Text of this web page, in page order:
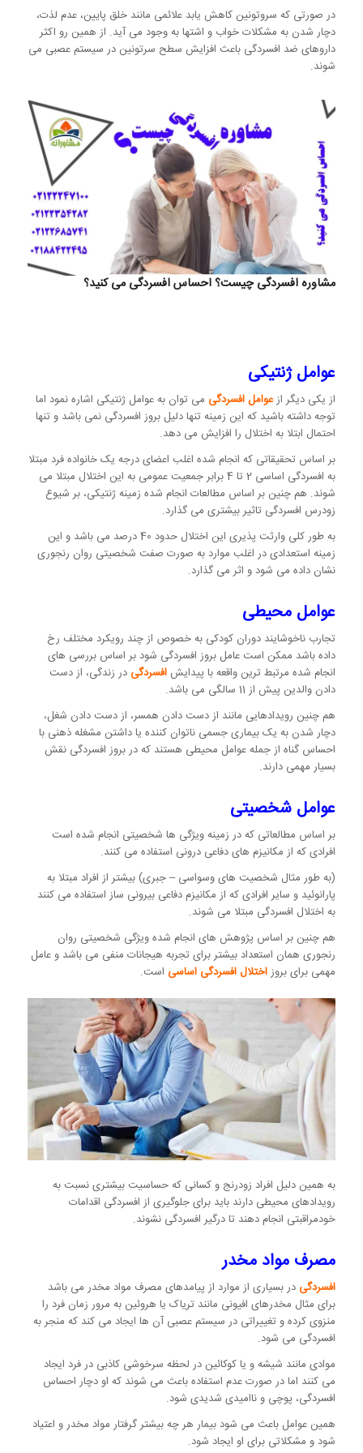
در صورتی که سروتونین کاهش یابد علائمی مانند خلق پایین، عدم لذت،
دچار شدن به مشکلات خواب و اشتها به وجود می آید. از همین رو اکثر
داروهای ضد افسردگی باعث افزایش سطح سرتونین در سیستم عصبی می
شوند.
مشاوره افسردگی چیست؟ احساس افسردگی می کنید؟
عوامل ژنتیکی
از یکی دیگر ازعوامل افسردگی می توان به عوامل ژنتیکی اشاره نمود اما
توجه داشته باشید که این زمینه تنها دلیل بروز افسردگی نمی باشد و تنها
احتمال ابتلا به اختلال را افزایش می دهد.
بر اساس تحقیقاتی که انجام شده اغلب اعضای درجه یک خانواده فرد مبتلا
به افسردگی اساسی 2 تا 4 برابر جمعیت عمومی به این اختلال مبتلا می
شوند. هم چنین بر اساس مطالعات انجام شده زمینه ژنتیکی، بر شیوع
زودرس افسردگی تاثیر بیشتری می گذارد.
به طور کلی وارثت پذیری این اختلال حدود 40 درصد می باشد و این
زمینه استعدادی در اغلب موارد به صورت صفت شخصیتی روان رنجوری
نشان داده می شود و اثر می گذارد.
عوامل محیطی
تجارب ناخوشایند دوران کودکی به خصوص از چند رویکرد مختلف رخ
داده باشد ممکن است عامل بروز افسردگی شود بر اساس بررسی های
انجام شده مرتبط ترین واقعه با پیدایش افسردگی در زندگی، از دست
دادن والدین پیش از 11 سالگی می باشد.
هم چنین رویدادهایی مانند از دست دادن همسر، از دست دادن شغل،
دچار شدن به یک بیماری جسمی ناتوان کننده یا داشتن مشغله ذهنی با
احساس گناه از جمله عوامل محیطی هستند که در بروز افسردگی نقش
بسیار مهمی دارند.
عوامل شخصیتی
بر اساس مطالعاتی که در زمینه ویژگی ها شخصیتی انجام شده است
افرادی که از مکانیزم های دفاعی درونی استفاده می کنند.
(به طور مثال شخصیت های وسواسی – جبری) بیشتر از افراد مبتلا به
پارانوئید و سایر افرادی که از مکانیزم دفاعی بیرونی ساز استفاده می کنند
به اختلال افسردگی مبتلا می شوند.
هم چنین بر اساس پژوهش های انجام شده ویژگی شخصیتی روان
رنجوری همان استعداد بیشتر برای تجربه هیجانات منفی می باشد و عامل
مهمی برای بروزاختلال افسردگی اساسی است.
به همین دلیل افراد زودرنج و کسانی که حساسیت بیشتری نسبت به
رویدادهای محیطی دارند باید برای جلوگیری از افسردگی اقدامات
خودمراقبتی انجام دهند تا درگیر افسردگی نشوند.
مصرف مواد مخدر
افسردگی در بسیاری از موارد از پیامدهای مصرف مواد مخدر می باشد
برای مثال مخدرهای افیونی مانند تریاک یا هروئین به مرور زمان فرد را
منزوی کرده و تغییراتی در سیستم عصبی آن ها ایجاد می کند که منجر به
افسردگی می شود.
موادی مانند شیشه و یا کوکائین در لحظه سرخوشی کاذبی در فرد ایجاد
می کنند اما در صورت عدم استفاده باعث می شوند که او دچار احساس
افسردگی، پوچی و ناامیدی شدیدی شود.
همین عوامل باعث می شود بیمار هر چه بیشتر گرفتار مواد مخدر و اعتیاد
شود و مشکلاتی برای او ایجاد شود.